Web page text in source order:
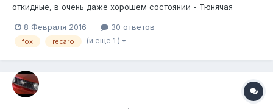
откидные, в очень даже хорошем состоянии - Тюнячая
стандартную. - Обвес в круг (передний бампер под ремонт,
справа покацан снизу. остальное в хорошем состоянии) Цены
8 Февраля 2016 30 ответов
fox recaro (и еще 1 )